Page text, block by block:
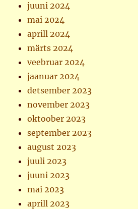
juuni 2024
mai 2024
aprill 2024
märts 2024
veebruar 2024
jaanuar 2024
detsember 2023
november 2023
oktoober 2023
september 2023
august 2023
juuli 2023
juuni 2023
mai 2023
aprill 2023